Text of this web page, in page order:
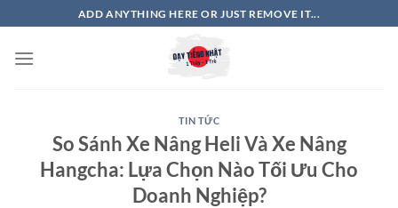
qua
nội
ADD ANYTHING HERE OR JUST REMOVE IT...
TIN TỨC
So Sánh Xe Nâng Heli Và Xe Nâng
Hangcha: Lựa Chọn Nào Tối Ưu Cho
Doanh Nghiệp?